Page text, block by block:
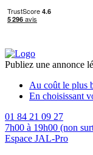
Publiez une annonce
Au coût le plus
En choisissant
01 84 21 09 27
7h00 à 19h00 (non
Espace JAL-Pro